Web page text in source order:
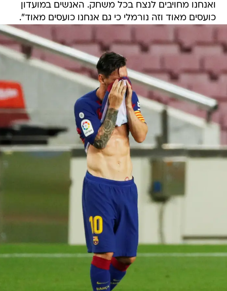
ואנחנו מחויבים לנצח בכל משחק. האנשים במועדון
כועסים מאוד וזה נורמלי כי גם אנחנו כועסים מאוד".